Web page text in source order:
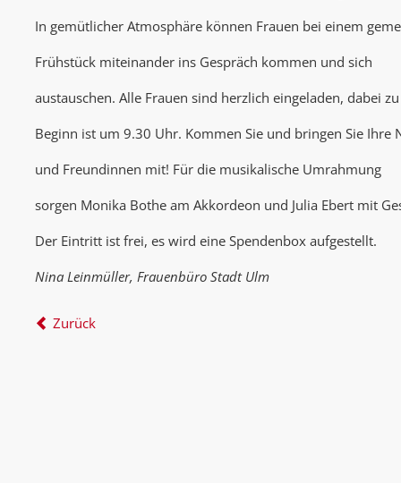
In gemütlicher Atmosphäre können Frauen bei einem
Frühstück miteinander ins Gespräch kommen und sich
austauschen. Alle Frauen sind herzlich eingeladen, dabei
Beginn ist um 9.30 Uhr. Kommen Sie und bringen Sie Ihre
und Freundinnen mit! Für die musikalische Umrahmung
sorgen Monika Bothe am Akkordeon und Julia Ebert mit
Der Eintritt ist frei, es wird eine Spendenbox aufgestellt.
Nina Leinmüller, Frauenbüro Stadt Ulm
Zurück